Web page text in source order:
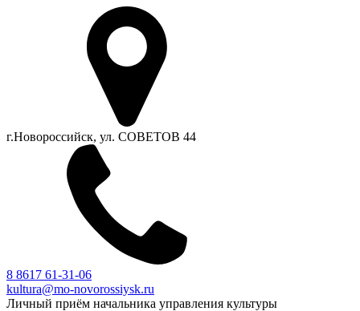
г.Новороссийск, ул. СОВЕТОВ 44
8 8617 61-31-06
kultura@mo-novorossiysk.ru
Личный приём начальника управления культуры